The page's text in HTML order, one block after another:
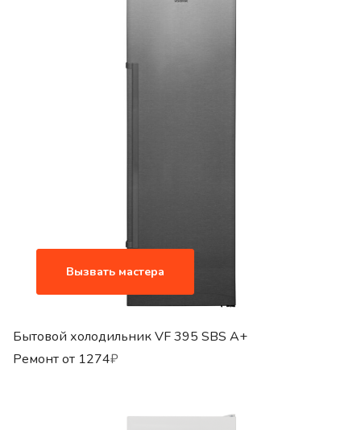
Вызвать мастера
Бытовой холодильник VF 395 SBS A+
Ремонт от 1274₽